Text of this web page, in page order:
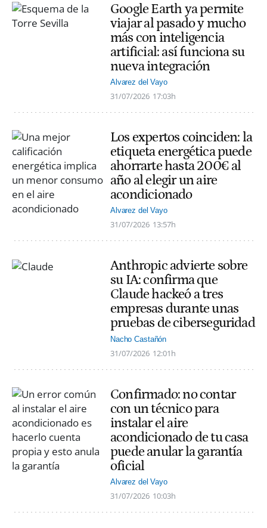
Google Earth ya permite
viajar al pasado y mucho
más con inteligencia
artificial: así funciona su
nueva integración
Alvarez del Vayo
31/07/2026 17:03h
Los expertos coinciden: la
etiqueta energética puede
ahorrarte hasta 200€ al
año al elegir un aire
acondicionado
Alvarez del Vayo
31/07/2026 13:57h
Anthropic advierte sobre
su IA: confirma que
Claude hackeó a tres
empresas durante unas
pruebas de ciberseguridad
Nacho Castañón
31/07/2026 12:01h
Confirmado: no contar
con un técnico para
instalar el aire
acondicionado de tu casa
puede anular la garantía
oficial
Alvarez del Vayo
31/07/2026 10:03h